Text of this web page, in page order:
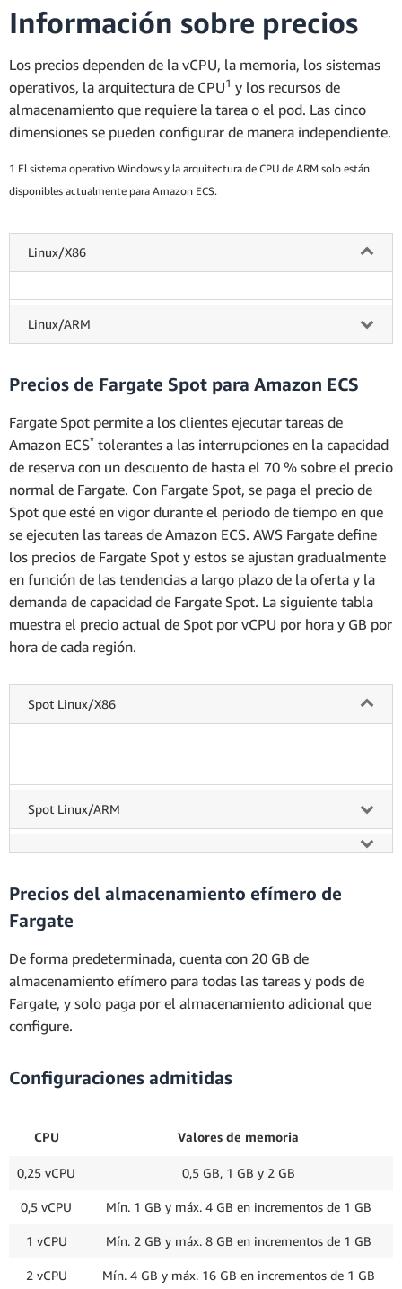
Información sobre precios
Los precios dependen de la vCPU, la memoria, los sistemas
operativos, la arquitectura de CPU1 y los recursos de
almacenamiento que requiere la tarea o el pod. Las cinco
dimensiones se pueden configurar de manera independiente.
1 El sistema operativo Windows y la arquitectura de CPU de ARM solo están
disponibles actualmente para Amazon ECS.
Linux/X86
Linux/ARM
Precios de Fargate Spot para Amazon ECS
Fargate Spot permite a los clientes ejecutar tareas de
Amazon ECS* tolerantes a las interrupciones en la capacidad
de reserva con un descuento de hasta el 70 % sobre el precio
normal de Fargate. Con Fargate Spot, se paga el precio de
Spot que esté en vigor durante el periodo de tiempo en que
se ejecuten las tareas de Amazon ECS. AWS Fargate define
los precios de Fargate Spot y estos se ajustan gradualmente
en función de las tendencias a largo plazo de la oferta y la
demanda de capacidad de Fargate Spot. La siguiente tabla
muestra el precio actual de Spot por vCPU por hora y GB por
hora de cada región.
Spot Linux/X86
Spot Linux/ARM
Precios del almacenamiento efímero de
Fargate
De forma predeterminada, cuenta con 20 GB de
almacenamiento efímero para todas las tareas y pods de
Fargate, y solo paga por el almacenamiento adicional que
configure.
Configuraciones admitidas
CPU Valores de memoria
0,25 vCPU 0,5 GB, 1 GB y 2 GB
0,5 vCPU Mín. 1 GB y máx. 4 GB en incrementos de 1 GB
1 vCPU Mín. 2 GB y máx. 8 GB en incrementos de 1 GB
2 vCPU Mín. 4 GB y máx. 16 GB en incrementos de 1 GB